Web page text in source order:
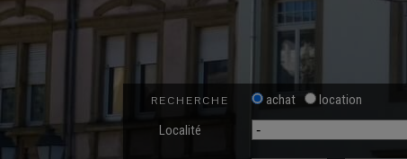
RECHERCHE achat
location
Localité